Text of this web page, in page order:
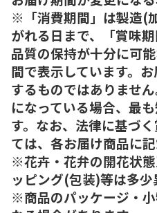
※「消費期間」は製造(
がれる日まで、「賞味
品質の保持が十分に可
間で表示しています。
するものではありませ
になっている場合、最
す。なお、法律に基づ
ては、各お届け商品に記
※花卉・花弁の開花状
ッピング(包装)等は多少
※商品のパッケージ・